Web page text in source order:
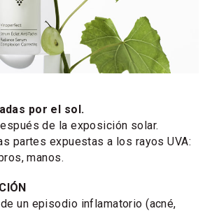
por el sol.
de la exposición solar.
partes expuestas a los rayos UVA:
manos.
un episodio inflamatorio (acné,